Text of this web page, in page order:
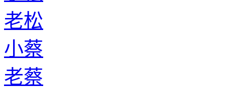
老松
小蔡
老蔡